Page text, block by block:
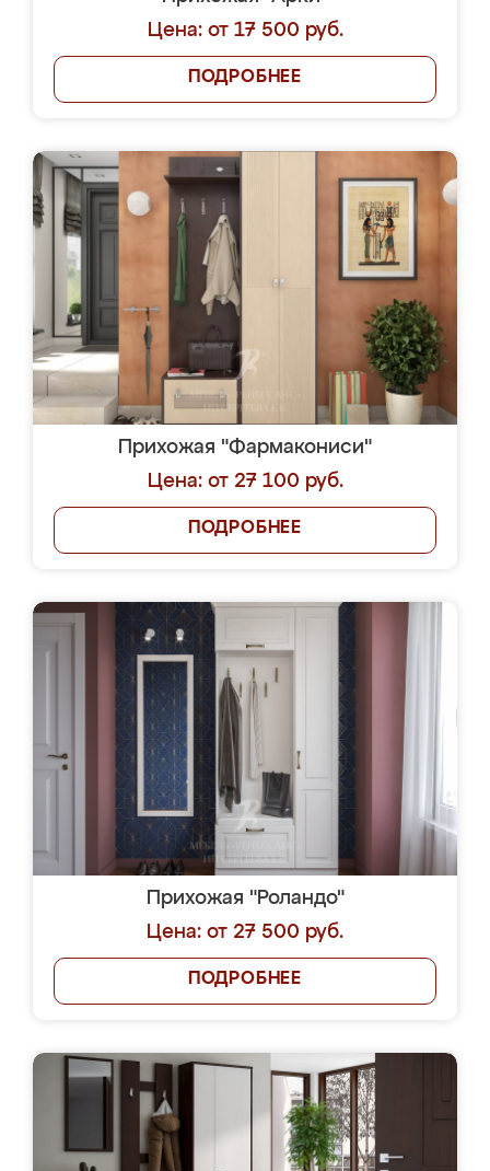
Цена: от 17 500 руб.
ПОДРОБНЕЕ
Прихожая "Фармакониси"
Цена: от 27 100 руб.
ПОДРОБНЕЕ
Прихожая "Роландо"
Цена: от 27 500 руб.
ПОДРОБНЕЕ